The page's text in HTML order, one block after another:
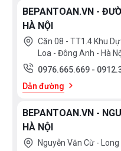
BEPANTOAN.VN -
HÀ NỘI
Căn 08 - TT1.4 Khu
Loa - Đông Anh - Hà
0976.665.669 -
Dẫn đường
BEPANTOAN.VN -
HÀ NỘI
Nguyễn Văn Cừ - Long